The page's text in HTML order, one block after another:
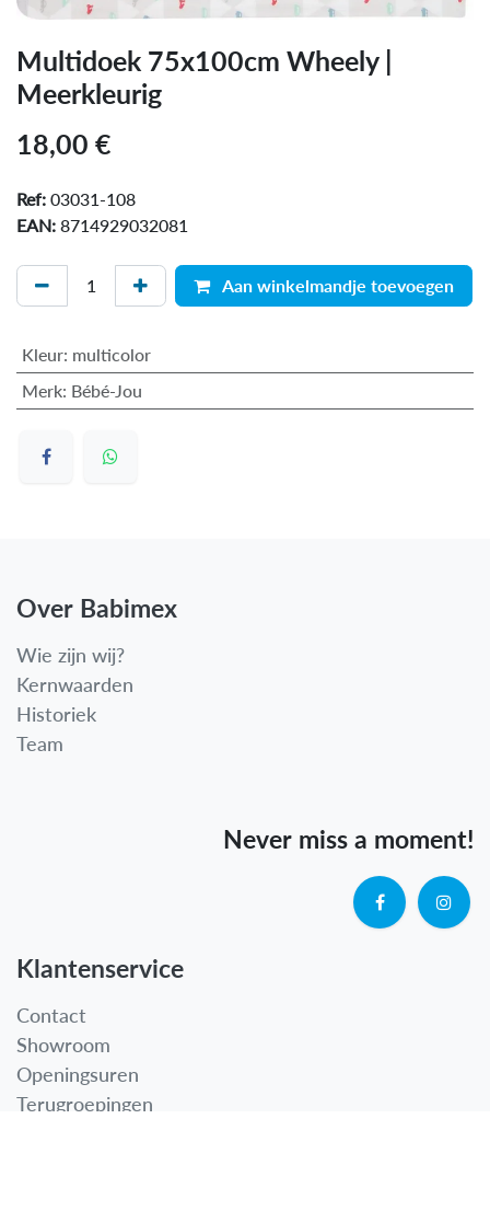
Multidoek 75x100cm Wheely |
Meerkleurig
18,00 €
Ref: 03031-108
EAN: 8714929032081
Aan winkelmandje toevoegen
Kleur: multicolor
Merk: Bébé-Jou
Over Babimex
Wie zijn wij?
Kernwaarden
Historiek
Team
Never miss a moment!
Klantenservice
Contact
Showroom
Openingsuren
Terugroepingen